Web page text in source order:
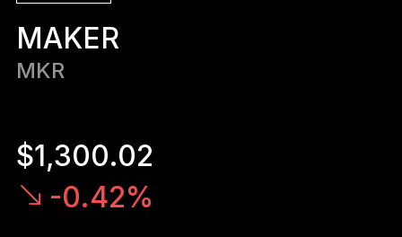
Sizin kadar benzersiz
MAKER
MKR
$1,300.02
-0.42%